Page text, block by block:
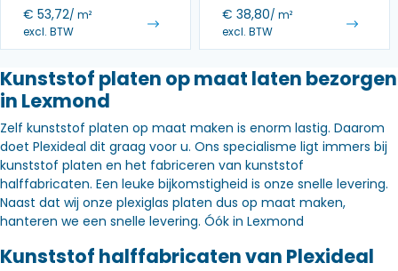
€ 53,72/ m²
excl. BTW
€ 38,80/ m²
excl. BTW
Kunststof platen op maat laten bezorgen
in Lexmond
Zelf kunststof platen op maat maken is enorm lastig. Daarom
doet Plexideal dit graag voor u. Ons specialisme ligt immers bij
kunststof platen en het fabriceren van kunststof
halffabricaten. Een leuke bijkomstigheid is onze snelle levering.
Naast dat wij onze plexiglas platen dus op maat maken,
hanteren we een snelle levering. Óók in Lexmond
Kunststof halffabricaten van Plexideal